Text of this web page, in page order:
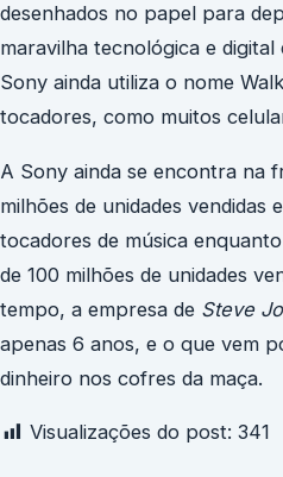
desenhados no papel para
maravilha tecnológica e
Sony ainda utiliza o nome
tocadores, como muitos
A Sony ainda se encontra na
milhões de unidades vendidas
tocadores de música
de 100 milhões de unidades
tempo, a empresa de Steve
apenas 6 anos, e o que vem
dinheiro nos cofres da maça.
Visualizações do post: 341